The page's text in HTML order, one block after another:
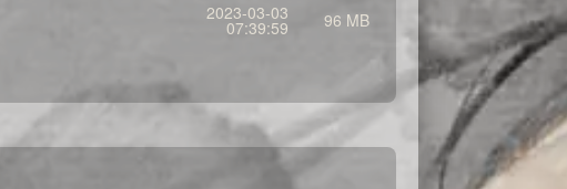
2023-03-03
07:39:59 96 MB